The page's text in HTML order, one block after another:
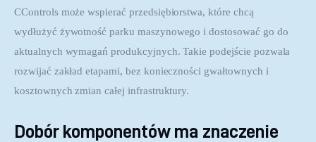
CControls może wspierać przedsiębiorstwa, które chcą
wydłużyć żywotność parku maszynowego i dostosować go do
aktualnych wymagań produkcyjnych. Takie podejście pozwala
rozwijać zakład etapami, bez konieczności gwałtownych i
kosztownych zmian całej infrastruktury.
Dobór komponentów ma znaczenie